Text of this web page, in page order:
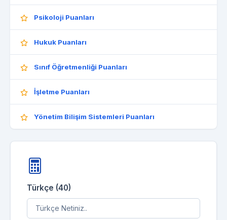
Psikoloji Puanları
Hukuk Puanları
Sınıf Öğretmenliği Puanları
İşletme Puanları
Yönetim Bilişim Sistemleri Puanları
Türkçe (40)